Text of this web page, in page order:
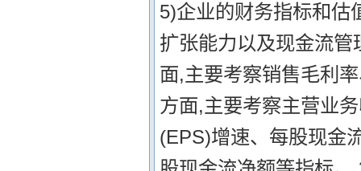
5)企业的财务指标和估
扩张能力以及现金流
面,主要考察销售毛利
方面,主要考察主营业
(EPS)增速、每股现金